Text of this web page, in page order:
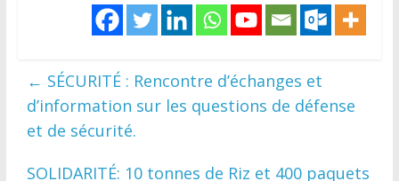
← SÉCURITÉ : Rencontre d’échanges et
d’information sur les questions de défense
et de sécurité.
SOLIDARITÉ: 10 tonnes de Riz et 400 paquets